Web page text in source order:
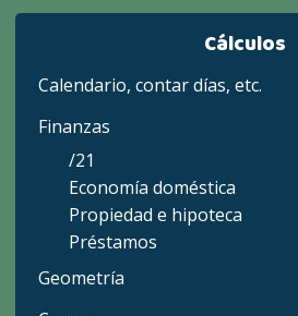
Cálculos
Calendario, contar días, etc.
Finanzas
/21
Economía doméstica
Propiedad e hipoteca
Préstamos
Geometría